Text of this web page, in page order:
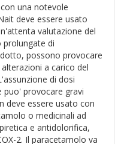
una notevole
deve essere usato
valutazione del
prolungate di
possono provocare
a carico del
di dosi
puo' provocare gravi
deve essere usato con
o medicinali ad
e antidolorifica,
2. Il paracetamolo va